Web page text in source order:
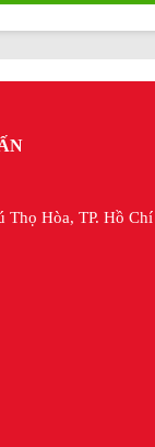
Thọ Hòa, TP. Hồ Chí